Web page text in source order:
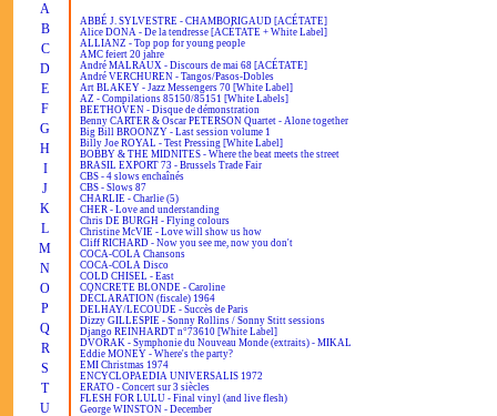
A
B
C
D
E
F
G
H
I
J
K
L
M
N
O
P
Q
R
S
T
U
ABBÉ J. SYLVESTRE - CHAMBORIGAUD [ACÉTATE]
Alice DONA - De la tendresse [ACÉTATE + White Label]
ALLIANZ - Top pop for young people
AMC feiert 20 jahre
André MALRAUX - Discours de mai 68 [ACÉTATE]
André VERCHUREN - Tangos/Pasos-Dobles
Art BLAKEY - Jazz Messengers 70 [White Label]
AZ - Compilations 85150/85151 [White Labels]
BEETHOVEN - Disque de démonstration
Benny CARTER & Oscar PETERSON Quartet - Alone together
Big Bill BROONZY - Last session volume 1
Billy Joe ROYAL - Test Pressing [White Label]
BOBBY & THE MIDNITES - Where the beat meets the street
BRASIL EXPORT 73 - Brussels Trade Fair
CBS - 4 slows enchaînés
CBS - Slows 87
CHARLIE - Charlie (5)
CHER - Love and understanding
Chris DE BURGH - Flying colours
Christine McVIE - Love will show us how
Cliff RICHARD - Now you see me, now you don't
COCA-COLA Chansons
COCA-COLA Disco
COLD CHISEL - East
CONCRETE BLONDE - Caroline
DÉCLARATION (fiscale) 1964
DELHAY/LECOUDE - Succès de Paris
Dizzy GILLESPIE - Sonny Rollins / Sonny Stitt sessions
Django REINHARDT n°73610 [White Label]
DVORAK - Symphonie du Nouveau Monde (extraits) - MIKAL
Eddie MONEY - Where's the party?
EMI Christmas 1974
ENCYCLOPAEDIA UNIVERSALIS 1972
ERATO - Concert sur 3 siècles
FLESH FOR LULU - Final vinyl (and live flesh)
George WINSTON - December